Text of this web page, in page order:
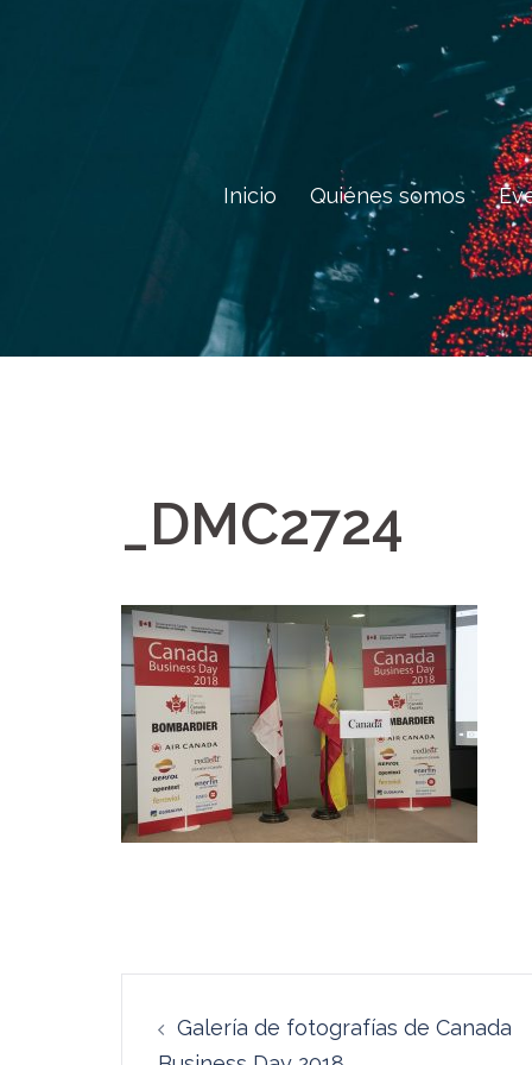
Inicio Quiénes somos
_DMC2724
Galería de fotografías de Canada